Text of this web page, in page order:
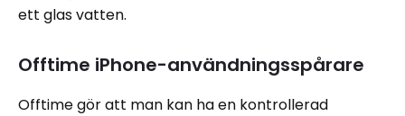
ett glas vatten.
Offtime iPhone-användningsspårare
Offtime gör att man kan ha en kontrollerad